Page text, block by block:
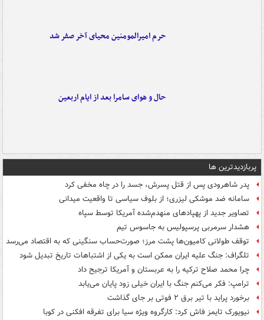
حرم امیرالمومنین محیای آخر صفر شد
حال و هوای سامرا بعد از ایام اربعین
پربازدیدترین ها
پدر شاهرودی پس از قتل پسرش، جسد را در چاه مخفی کرد
سامانه ضد موشکی لیزری؛ از بلوف سیاسی تا واقعیت میدانی
تصاویر جدید از پهپادهای منهدم‌شده آمریکا توسط سپاه
هشدار سرمربی پرسپولیس به جاسوس تیم
توقف طولانی کامیون‌ها پشت مرز؛ صورت‌حساب سنگینی که به اقتصاد می‌رسد
تلگراف: جنگ علیه ایران ممکن است به یکی از اشتباهات تاریخ تبدیل شود
چرا محمد صلاح ترکیه را به عربستان و آمریکا ترجیح داد
ترامپ: فکر می‌کنم جنگ با ایران خیلی زود پایان می‌یابد
برخورد پراید با تیر برق ۲ فوتی بر جای گذاشت
نیویورک تایمز فاش کرد: کارگروه ویژه سیا برای تفرقه افکنی در کوبا